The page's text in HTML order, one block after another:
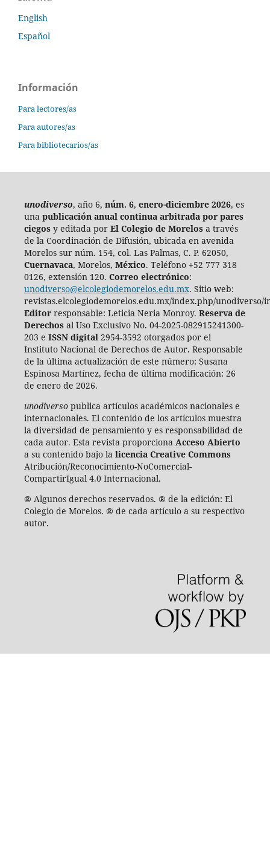
English
Español
Información
Para lectores/as
Para autores/as
Para bibliotecarios/as
unodiverso, año 6, núm. 6, enero-diciembre 2026, es
una publicación anual continua arbitrada por pares
ciegosy editada por El Colegio de Morelosa través
de la Coordinación de Difusión, ubicada en avenida
Morelos sur núm. 154, col. Las Palmas, C. P. 62050,
Cuernavaca, Morelos, México. Teléfono +52 777 318
0126, extensión 120. Correo electrónico:
unodiverso@elcolegiodemorelos.edu.mx. Sitio web:
revistas.elcolegiodemorelos.edu.mx/index.php/unodiverso/
Editor responsable: Leticia Neria Monroy. Reserva de
Derechosal Uso Exclusivo No. 04-2025-082915241300-
203 e ISSN digital 2954-3592 otorgados por el
Instituto Nacional de Derechos de Autor. Responsable
de la última actualización de este número: Susana
Espinosa Martínez, fecha de última modificación: 26
de enero de 2026.
unodiversopublica artículos académicos nacionales e
internacionales. El contenido de los artículos muestra
la diversidad de pensamiento y es responsabilidad de
cada autor. Esta revista proporciona Acceso Abierto
a su contenido bajo la licencia Creative Commons
Atribución/Reconocimiento-NoComercial-
CompartirIgual 4.0 Internacional.
® Algunos derechos reservados. ® de la edición: El
Colegio de Morelos. ® de cada artículo a su respectivo
autor.